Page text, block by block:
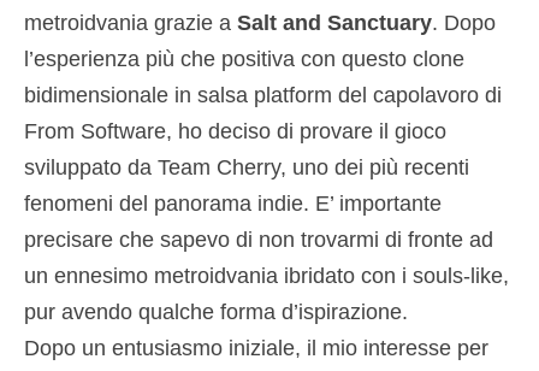
metroidvania grazie a Salt and Sanctuary. Dopo
l’esperienza più che positiva con questo clone
bidimensionale in salsa platform del capolavoro di
From Software, ho deciso di provare il gioco
sviluppato da Team Cherry, uno dei più recenti
fenomeni del panorama indie. E’ importante
precisare che sapevo di non trovarmi di fronte ad
un ennesimo metroidvania ibridato con i souls-like,
pur avendo qualche forma d’ispirazione.
Dopo un entusiasmo iniziale, il mio interesse per